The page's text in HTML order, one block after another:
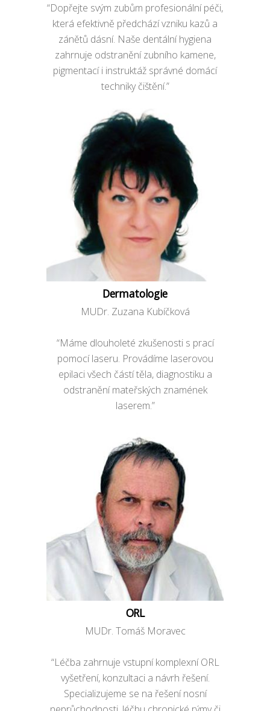
“Dopřejte svým zubům profesionální péči,
která efektivně předchází vzniku kazů a
zánětů dásní. Naše dentální hygiena
zahrnuje odstranění zubního kamene,
pigmentací i instruktáž správné domácí
techniky čištění.”
Dermatologie
MUDr. Zuzana Kubíčková
“Máme dlouholeté zkušenosti s prací
pomocí laseru. Provádíme laserovou
epilaci všech částí těla, diagnostiku a
odstranění mateřských znamének
laserem.”
ORL
MUDr. Tomáš Moravec
“Léčba zahrnuje vstupní komplexní ORL
vyšetření, konzultaci a návrh řešení.
Specializujeme se na řešení nosní